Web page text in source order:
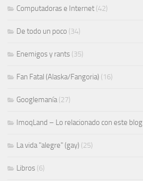
Computadoras e Internet (42)
De todo un poco (34)
Enemigos y rants (35)
Fan Fatal (Alaska/Fangoria) (16)
Googlemanía (27)
ImoqLand – Lo relacionado con este blog
La vida "alegre" (gay) (25)
Libros (6)